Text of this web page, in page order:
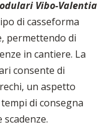
Vibo-Valentia
di casseforma
permettendo di
in cantiere. La
consente di
un aspetto
di consegna